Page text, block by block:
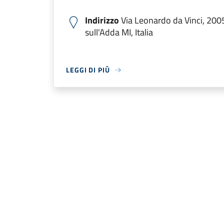
IndirizzoVia Leonardo da Vinci,
sull'Adda MI, Italia
LEGGI DI PIÙ